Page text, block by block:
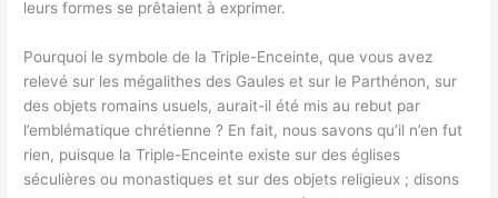
leurs formes se prêtaient à exprimer.
Pourquoi le symbole de la Triple-Enceinte, que vous avez
relevé sur les mégalithes des Gaules et sur le Parthénon, sur
des objets romains usuels, aurait-il été mis au rebut par
l’emblématique chrétienne ? En fait, nous savons qu’il n’en fut
rien, puisque la Triple-Enceinte existe sur des églises
séculières ou monastiques et sur des objets religieux ; disons